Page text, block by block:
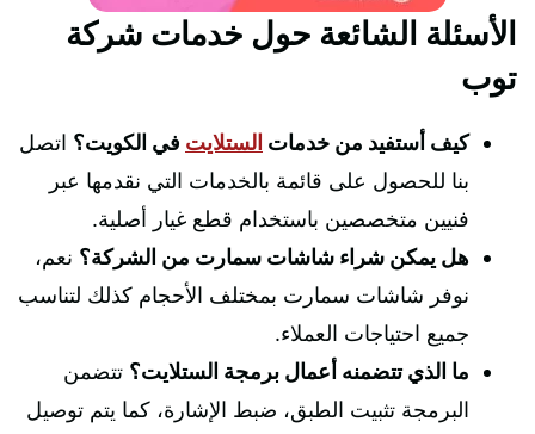
الأسئلة الشائعة حول خدمات شركة
توب
كيف أستفيد من خدمات الستلايت في الكويت؟ اتصل
بنا للحصول على قائمة بالخدمات التي نقدمها عبر
فنيين متخصصين باستخدام قطع غيار أصلية.
هل يمكن شراء شاشات سمارت من الشركة؟ نعم،
نوفر شاشات سمارت بمختلف الأحجام كذلك لتناسب
جميع احتياجات العملاء.
ما الذي تتضمنه أعمال برمجة الستلايت؟ تتضمن
البرمجة تثبيت الطبق، ضبط الإشارة، كما يتم توصيل